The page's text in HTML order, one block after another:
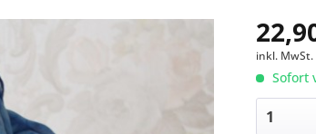
inkl. MwSt.
Sofort